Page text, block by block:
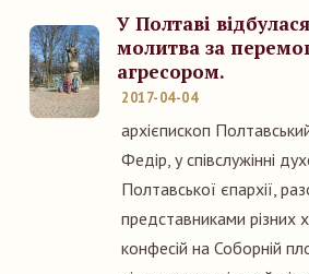
У Полтаві
молитва за
агресором.
2017-04-04
архієпископ
Федір, у співслужінні
Полтавської єпархії,
представниками різних
конфесій на Соборній